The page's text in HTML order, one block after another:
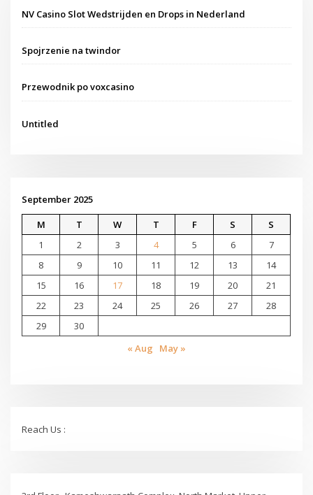
NV Casino Slot Wedstrijden en Drops in Nederland
Spojrzenie na twindor
Przewodnik po voxcasino
Untitled
September 2025
M
T W T F S
S
1
2 3 4 5 6
7
8
9 10 11 12 13
14
15
16 17 18 19 20
21
22
23 24 25 26 27
28
29
30
« Aug
May »
Reach Us :